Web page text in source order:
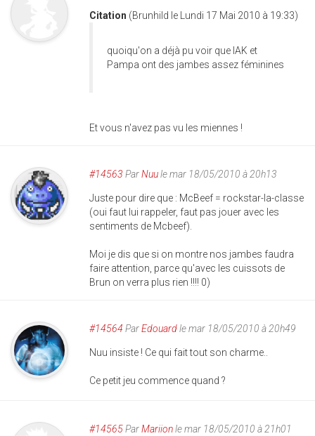
Citation (Brunhild le Lundi 17 Mai 2010 à 19:33)
quoiqu'on a déjà pu voir que IAK et
Pampa ont des jambes assez féminines
Et vous n'avez pas vu les miennes !
#14563 ParNuule mar 18/05/2010 à 20h13
Juste pour dire que : McBeef = rockstar-la-classe
(oui faut lui rappeler, faut pas jouer avec les
sentiments de Mcbeef).
Moi je dis que si on montre nos jambes faudra
faire attention, parce qu'avec les cuissots de
Brun on verra plus rien !!!! 0)
#14564 ParEdouardle mar 18/05/2010 à 20h49
Nuu insiste ! Ce qui fait tout son charme..
Ce petit jeu commence quand ?
#14565ParMariionle mar 18/05/2010 à 21h01